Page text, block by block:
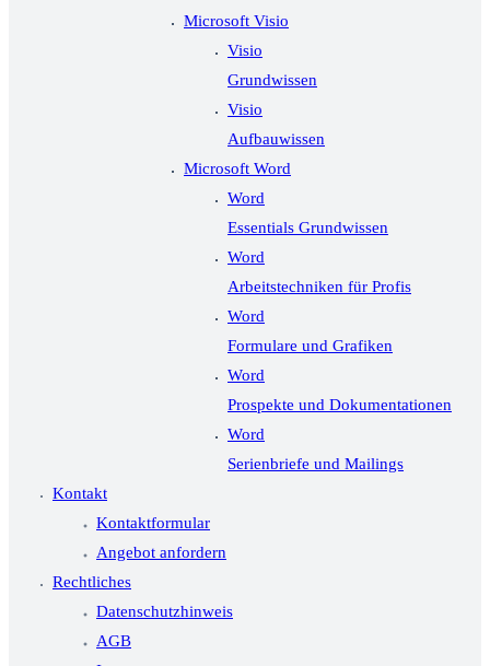
Microsoft Visio
Visio
Grundwissen
Visio
Aufbauwissen
Microsoft Word
Word
Essentials Grundwissen
Word
Arbeitstechniken für Profis
Word
Formulare und Grafiken
Word
Prospekte und Dokumentationen
Word
Serienbriefe und Mailings
Kontakt
Kontaktformular
Angebot anfordern
Rechtliches
Datenschutzhinweis
AGB